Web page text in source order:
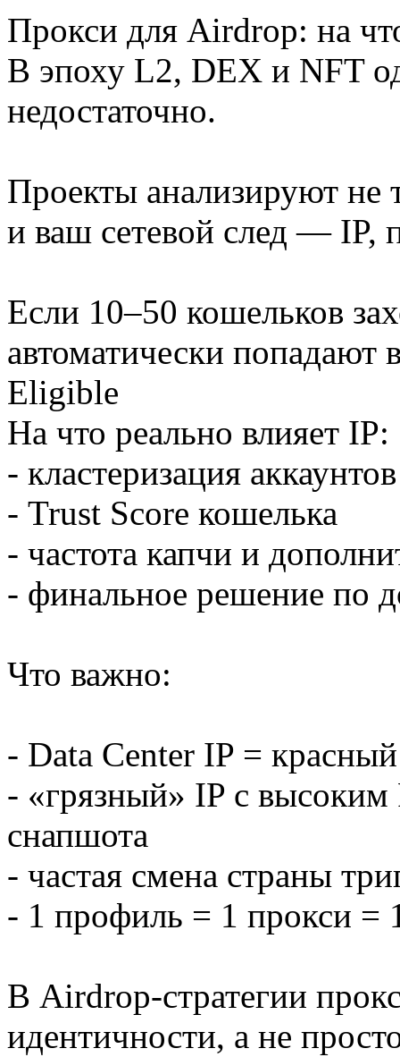
Прокси для Airdrop: на
В эпоху L2, DEX и NFT
недостаточно.
Проекты анализируют не
и ваш сетевой след — IP,
Если 10–50 кошельков
автоматически попадают
Eligible
На что реально влияет IP:
- кластеризация
- Trust Score кошелька
- частота капчи и
- финальное решение по
Что важно:
- Data Center IP =
- «грязный» IP с высоким
снапшота
- частая смена страны
- 1 профиль = 1 прокси =
В Airdrop-стратегии
идентичности, а не